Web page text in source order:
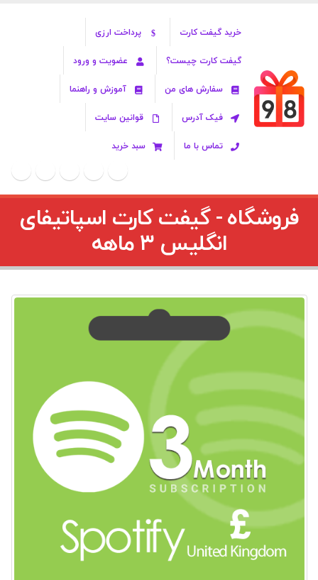
خرید گیفت کارت پرداخت ارزی
گیفت کارت چیست؟ عضویت و ورود
سفارش های من آموزش و راهنما
فیک آدرس قوانین سایت
تماس با ما سبد خرید
فروشگاه - گیفت کارت اسپاتیفای
انگلیس ۳ ماهه